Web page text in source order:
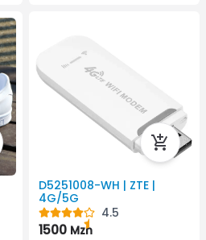
D5251008-WH | ZTE |
4G/5G
4.5
1500 Mzn